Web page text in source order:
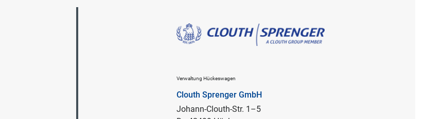
Verwaltung Hückeswagen
Clouth Sprenger GmbH
Johann-Clouth-Str. 1–5